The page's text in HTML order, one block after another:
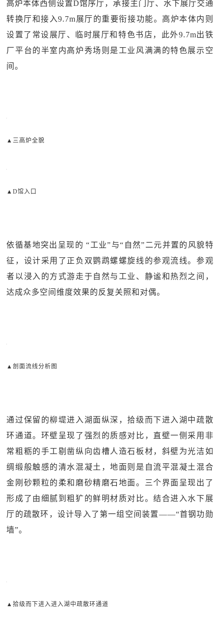
高炉本体西侧设置D馆序厅，承接主门厅、水下展厅交通
转换厅和接入9.7m展厅的重要衔接功能。高炉本体内则
设置了常设展厅、临时展厅和特色书店，此外9.7m出铁
厂平台的半室内高炉秀场则是工业风满满的特色展示空
间。
▲三高炉全貌
▲D馆入口
依循基地突出呈现的 “工业”与“自然”二元并置的风貌特
征，设计采用了正负双鹦鹉螺螺旋线的参观流线。参观
者以浸入的方式游走于自然与工业、静谧和热烈之间，
达成众多空间维度效果的反复关照和对偶。
▲剖面流线分析图
通过保留的柳堤进入湖面纵深，拾级而下进入湖中疏散
环通道。环壁呈现了强烈的质感对比，直壁一侧采用非
常粗粝的手工剔凿纵向齿槽人造石板材，斜壁为光洁如
绸缎般触感的清水混凝土，地面则是自流平混凝土混合
金刚砂颗粒的柔和磨砂精磨石地面。三个界面呈现出了
形成了由细腻到粗犷的鲜明材质对比。结合进入水下展
厅的疏散环，设计导入了第一组空间装置——“首钢功勋
墙”。
▲拾级而下进入进入湖中疏散环通道